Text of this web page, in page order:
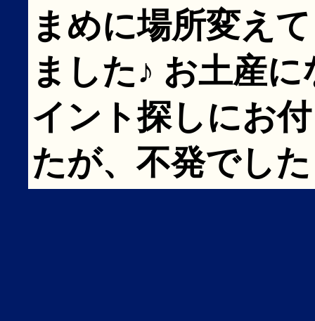
まめに場所変え
ました♪ お土産
イント探しにお
たが、不発でし